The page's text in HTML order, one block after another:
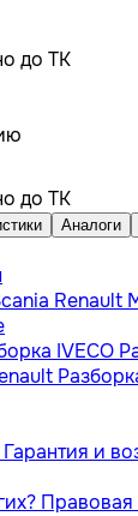
до ТК
до ТК
Аналоги
Renault
IVECO
Гарантия и